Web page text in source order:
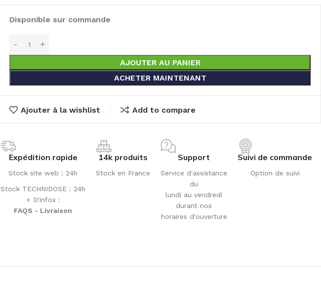
Disponible sur commande
AJOUTER AU PANIER
ACHETER MAINTENANT
Ajouter à la wishlist Add to compare
Expédition rapide
Stock site web : 24h
Stock TECHNIDOSE : 24h
+ D'infos :
FAQS - Livraison
14k produits
Stock en France
Support
Service d'assistance
du
lundi au vendredi
durant nos
horaires d'ouverture
Suivi de commande
Option de suivi